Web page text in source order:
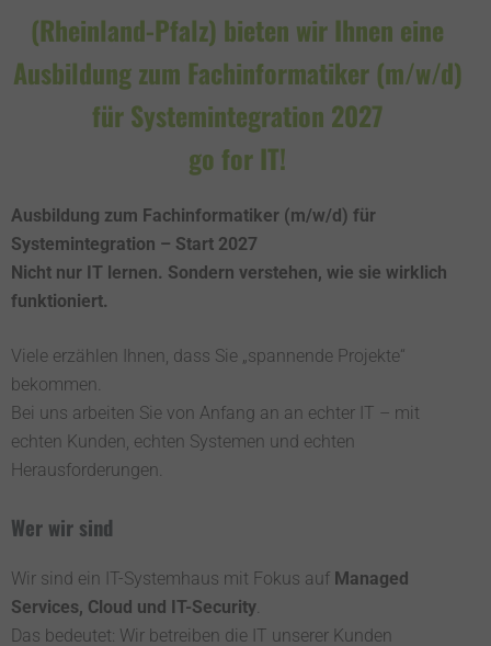
(Rheinland-Pfalz) bieten wir Ihnen eine
Ausbildung zum Fachinformatiker (m/w/d)
für Systemintegration 2027
go for IT!
Ausbildung zum Fachinformatiker (m/w/d) für
Systemintegration – Start 2027
Nicht nur IT lernen. Sondern verstehen, wie sie wirklich
funktioniert.
Viele erzählen Ihnen, dass Sie „spannende Projekte“
bekommen.
Bei uns arbeiten Sie von Anfang an an echter IT – mit
echten Kunden, echten Systemen und echten
Herausforderungen.
Wer wir sind
Wir sind ein IT-Systemhaus mit Fokus auf Managed
Services, Cloud und IT-Security
Das bedeutet: Wir betreiben die IT unserer Kunden